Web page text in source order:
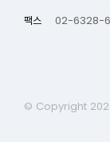
팩스
02-6328-
© Copyright